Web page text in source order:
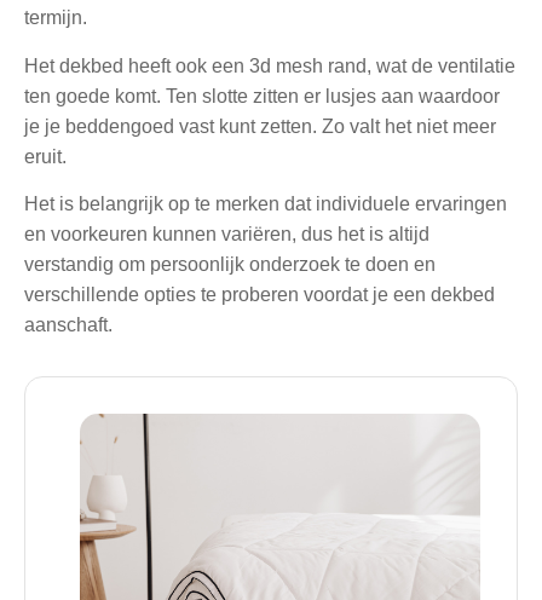
termijn.
Het dekbed heeft ook een 3d mesh rand, wat de ventilatie
ten goede komt. Ten slotte zitten er lusjes aan waardoor
je je beddengoed vast kunt zetten. Zo valt het niet meer
eruit.
Het is belangrijk op te merken dat individuele ervaringen
en voorkeuren kunnen variëren, dus het is altijd
verstandig om persoonlijk onderzoek te doen en
verschillende opties te proberen voordat je een dekbed
aanschaft.